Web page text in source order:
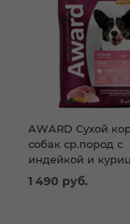
AWARD Сухой
собак ср.пород с
индейкой и
добавлением
черной
1 490 руб.